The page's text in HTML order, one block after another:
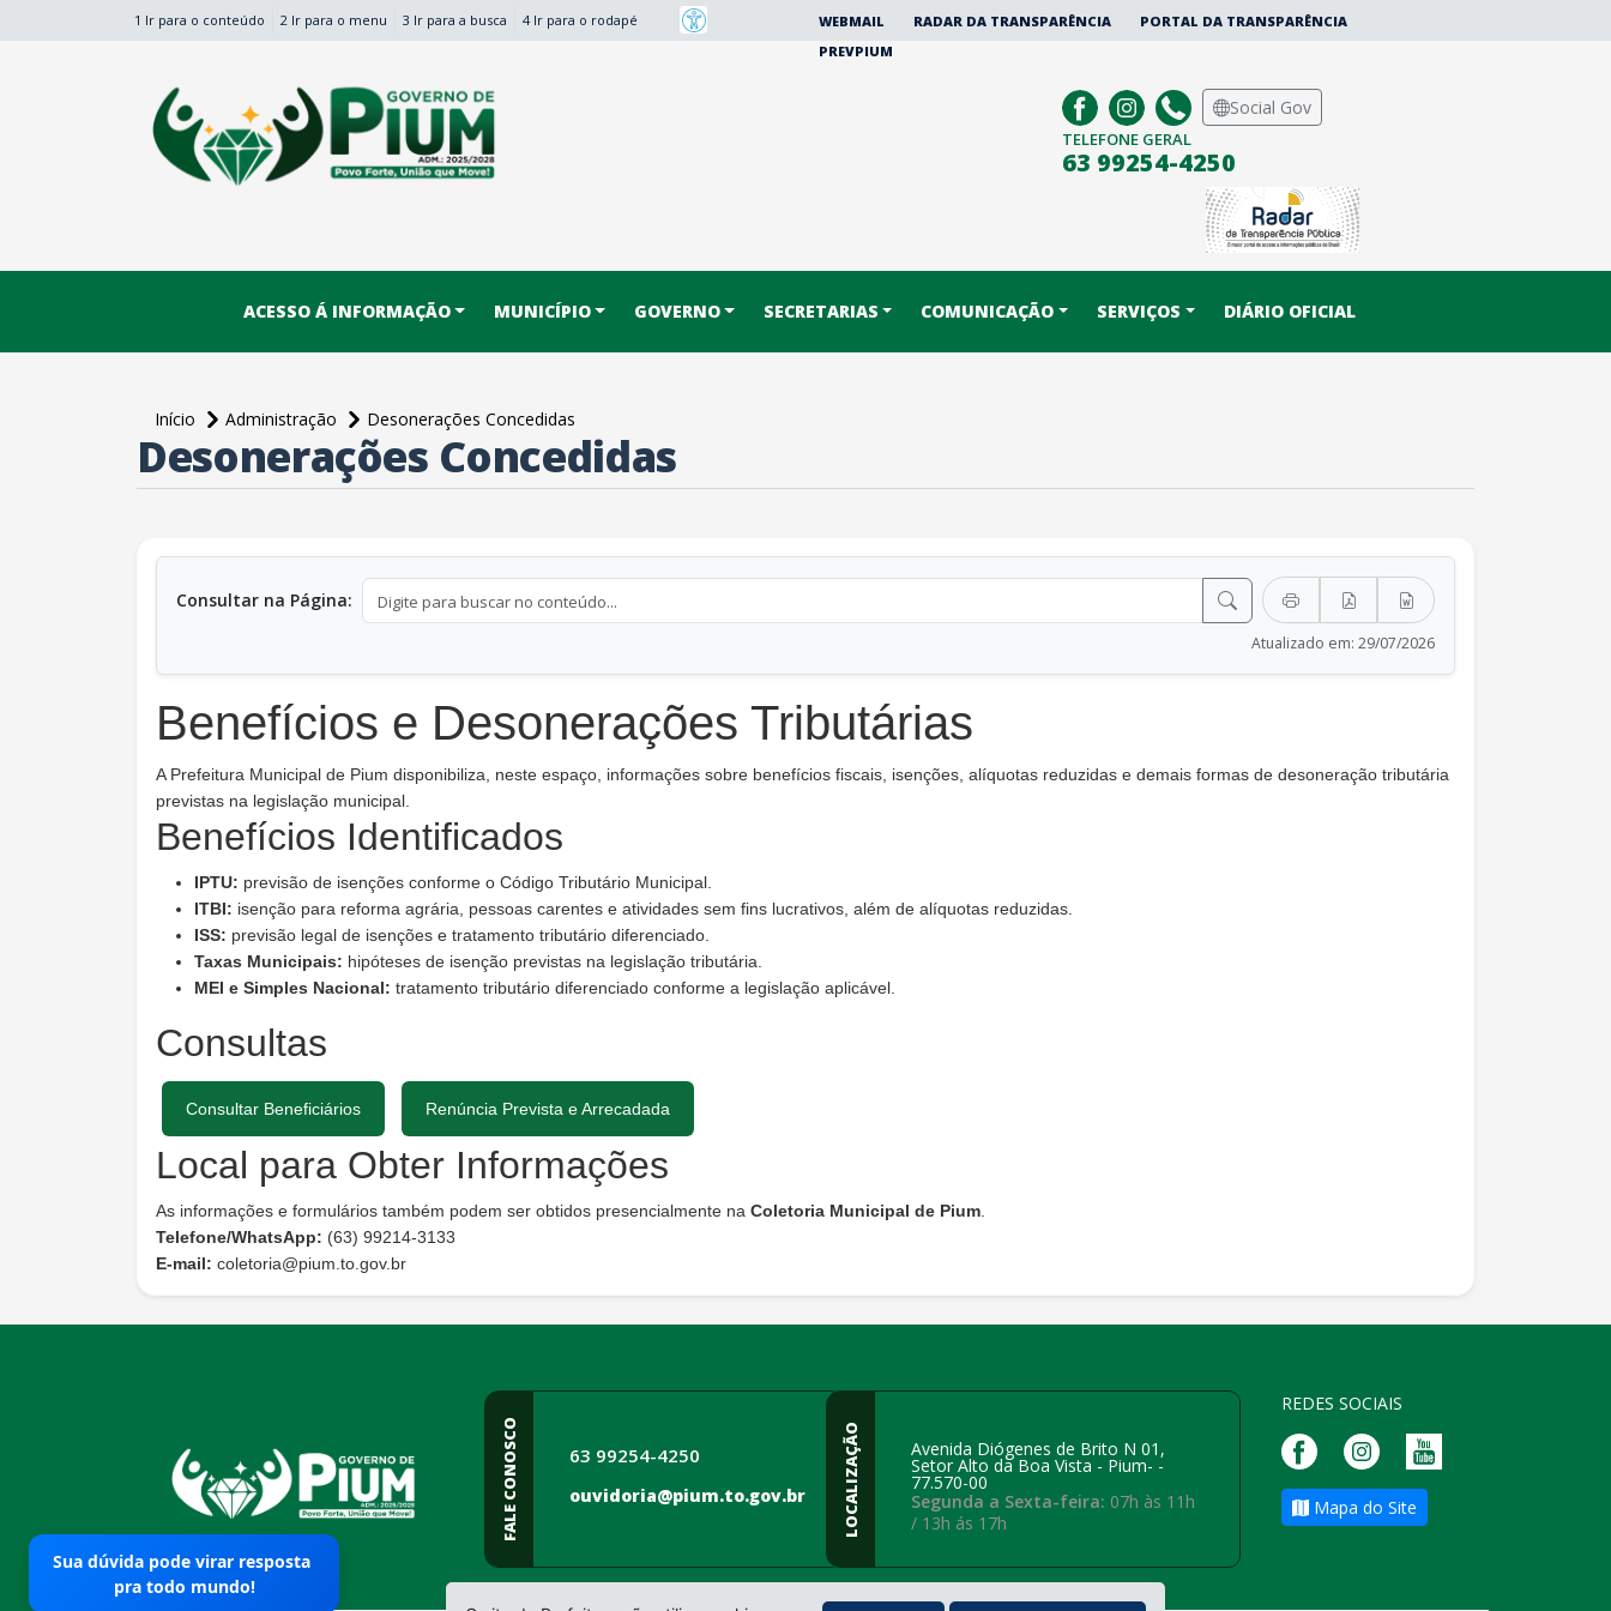
1 Ir para o conteúdo 2 Ir para o menu 3 Ir para a busca 4 Ir para o rodapé WEBMAIL RADAR DA TRANSPARÊNCIA
PORTAL DA TRANSPARÊNCIA
PREVPIUM
Social Gov
TELEFONE GERAL
63 99254-4250
ACESSO Á INFORMAÇÃO MUNICÍPIO GOVERNO SECRETARIAS COMUNICAÇÃO SERVIÇOS DIÁRIO OFICIAL
Início Administração
Desonerações Concedidas
conteúdo principalDesonerações Concedidas
Consultar na Página:
Atualizado em: 29/07/2026
Benefícios e Desonerações Tributárias
A Prefeitura Municipal de Pium disponibiliza, neste espaço, informações sobre benefícios fiscais, isenções, alíquotas reduzidas e demais formas de desoneração tributária
previstas na legislação municipal.
Benefícios Identificados
IPTU: previsão de isenções conforme o Código Tributário Municipal.
ITBI: isenção para reforma agrária, pessoas carentes e atividades sem fins lucrativos, além de alíquotas reduzidas.
ISS: previsão legal de isenções e tratamento tributário diferenciado.
Taxas Municipais: hipóteses de isenção previstas na legislação tributária.
MEI e Simples Nacional: tratamento tributário diferenciado conforme a legislação aplicável.
Consultas
Consultar Beneficiários Renúncia Prevista e Arrecadada
Local para Obter Informações
As informações e formulários também podem ser obtidos presencialmente na Coletoria Municipal de Pium
Telefone/WhatsApp: (63) 99214-3133
E-mail: coletoria@pium.to.gov.br
FALE CONOSCO 63 99254-4250
ouvidoria@pium.to.gov.br LOCALIZAÇÃO Avenida Diógenes de Brito N 01,
Setor Alto da Boa Vista - Pium- -
77.570-00
Segunda a Sexta-feira: 07h às 11h
/ 13h ás 17h
REDES SOCIAIS
Mapa do Site
Sua dúvida pode virar resposta
pra todo mundo!